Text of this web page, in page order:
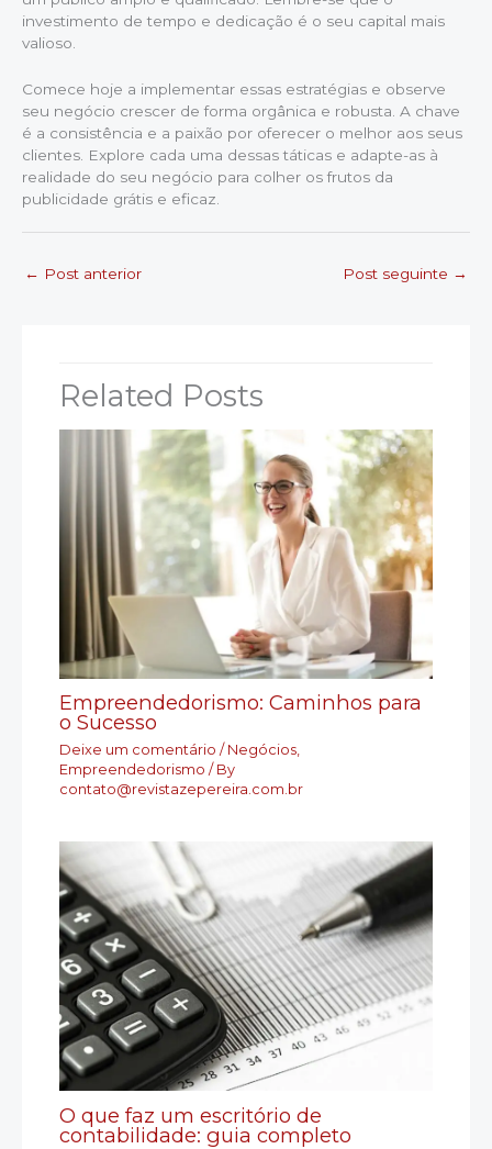
investimento de tempo e dedicação é o seu capital mais
valioso.
Comece hoje a implementar essas estratégias e observe
seu negócio crescer de forma orgânica e robusta. A chave
é a consistência e a paixão por oferecer o melhor aos seus
clientes. Explore cada uma dessas táticas e adapte-as à
realidade do seu negócio para colher os frutos da
publicidade grátis e eficaz.
← Post anterior Post seguinte →
Related Posts
Empreendedorismo: Caminhos para
o Sucesso
Deixe um comentário / Negócios
Empreendedorismo / By
contato@revistazepereira.com.br
O que faz um escritório de
contabilidade: guia completo